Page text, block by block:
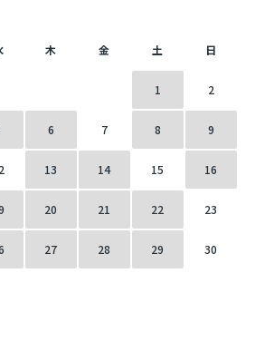
木 金 土 日
1 2
6 7 8 9
13 14 15 16
20 21 22 23
27 28 29 30